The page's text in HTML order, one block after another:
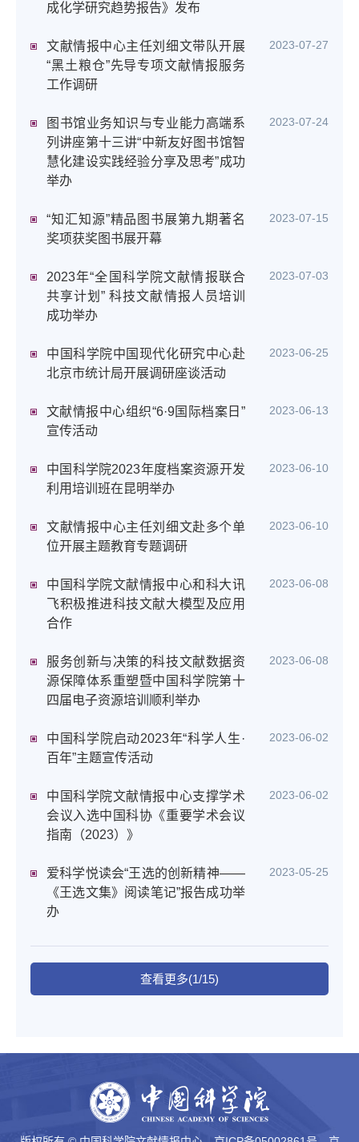
成化学研究趋势报告》发布
文献情报中心主任刘细文带队开展
“黑土粮仓”先导专项文献情报服务
工作调研
2023-07-27
图书馆业务知识与专业能力高端系
列讲座第十三讲“中新友好图书馆智
慧化建设实践经验分享及思考”成功
举办
2023-07-24
“知汇知源”精品图书展第九期著名
奖项获奖图书展开幕
2023-07-15
2023年“全国科学院文献情报联合
共享计划” 科技文献情报人员培训
成功举办
2023-07-03
中国科学院中国现代化研究中心赴
北京市统计局开展调研座谈活动
2023-06-25
文献情报中心组织“6·9国际档案日”
宣传活动
2023-06-13
中国科学院2023年度档案资源开发
利用培训班在昆明举办
2023-06-10
文献情报中心主任刘细文赴多个单
位开展主题教育专题调研
2023-06-10
中国科学院文献情报中心和科大讯
飞积极推进科技文献大模型及应用
合作
2023-06-08
服务创新与决策的科技文献数据资
源保障体系重塑暨中国科学院第十
四届电子资源培训顺利举办
2023-06-08
中国科学院启动2023年“科学人生·
百年”主题宣传活动
2023-06-02
中国科学院文献情报中心支撑学术
会议入选中国科协《重要学术会议
指南（2023）》
2023-06-02
爱科学悦读会“王选的创新精神——
《王选文集》阅读笔记”报告成功举
办
2023-05-25
查看更多(1/15)